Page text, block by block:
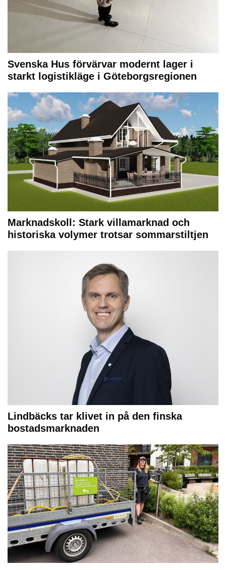
Svenska Hus förvärvar modernt lager i
starkt logistikläge i Göteborgsregionen
Marknadskoll: Stark villamarknad och
historiska volymer trotsar sommarstiltjen
Lindbäcks tar klivet in på den finska
bostadsmarknaden